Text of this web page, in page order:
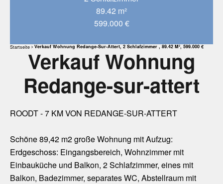
89.42 m²
599.000 €
Startseite Verkauf Wohnung Redange-Sur-Attert, 2 Schlafzimmer , 89.42 M², 599.000 €
Verkauf Wohnung
Redange-sur-attert
ROODT - 7 KM VON REDANGE-SUR-ATTERT
Schöne 89,42 m2 große Wohnung mit Aufzug:
Erdgeschoss: Eingangsbereich, Wohnzimmer mit
Einbauküche und Balkon, 2 Schlafzimmer, eines mit
Balkon, Badezimmer, separates WC, Abstellraum mit